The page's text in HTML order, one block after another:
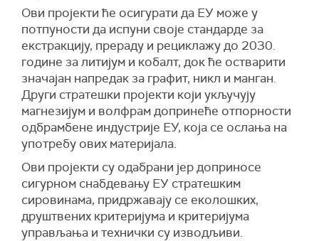
Ови пројекти ће осигурати да ЕУ може у
потпуности да испуни своје стандарде за
екстракцију, прераду и рециклажу до 2030.
године за литијум и кобалт, док ће остварити
значајан напредак за графит, никл и манган.
Други стратешки пројекти који укључују
магнезијум и волфрам допринеће отпорности
одбрамбене индустрије ЕУ, која се ослања на
употребу ових материјала.
Ови пројекти су одабрани јер доприносе
сигурном снабдевању ЕУ стратешким
сировинама, придржавају се еколошких,
друштвених критеријума и критеријума
управљања и технички су изводљиви.